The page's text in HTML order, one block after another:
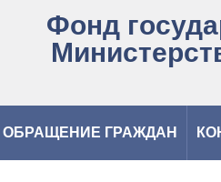
Фонд
ОБРАЩЕНИЕ ГРАЖДАН